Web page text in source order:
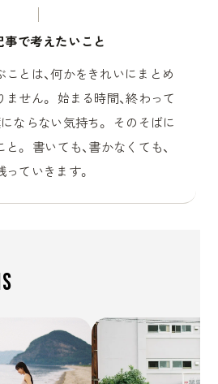
事で考えたいこと
とは、何かをきれいにまとめ
せん。 始まる時間、終わって
ならない気持ち。 そのそばに
。 書いても、書かなくても、
ていきます。